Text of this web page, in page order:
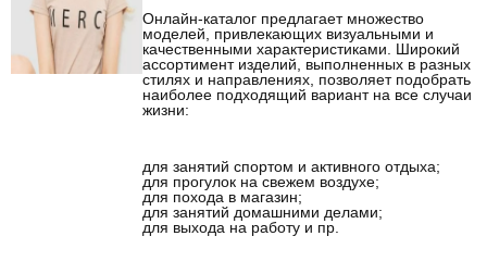
Онлайн-каталог предлагает множество
моделей, привлекающих визуальными и
качественными характеристиками. Широкий
ассортимент изделий, выполненных в разных
стилях и направлениях, позволяет подобрать
наиболее подходящий вариант на все случаи
жизни:
для занятий спортом и активного отдыха;
для прогулок на свежем воздухе;
для похода в магазин;
для занятий домашними делами;
для выхода на работу и пр.